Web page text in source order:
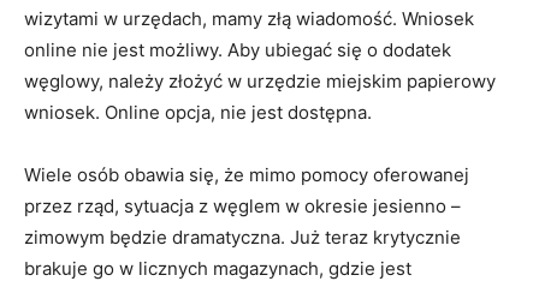
wizytami w urzędach, mamy złą wiadomość. Wniosek
online nie jest możliwy. Aby ubiegać się o dodatek
węglowy, należy złożyć w urzędzie miejskim papierowy
wniosek. Online opcja, nie jest dostępna.
Wiele osób obawia się, że mimo pomocy oferowanej
przez rząd, sytuacja z węglem w okresie jesienno –
zimowym będzie dramatyczna. Już teraz krytycznie
brakuje go w licznych magazynach, gdzie jest